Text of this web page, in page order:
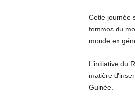
Cette journée
femmesdu
monde en
L’initiative du
matière
Guinée.